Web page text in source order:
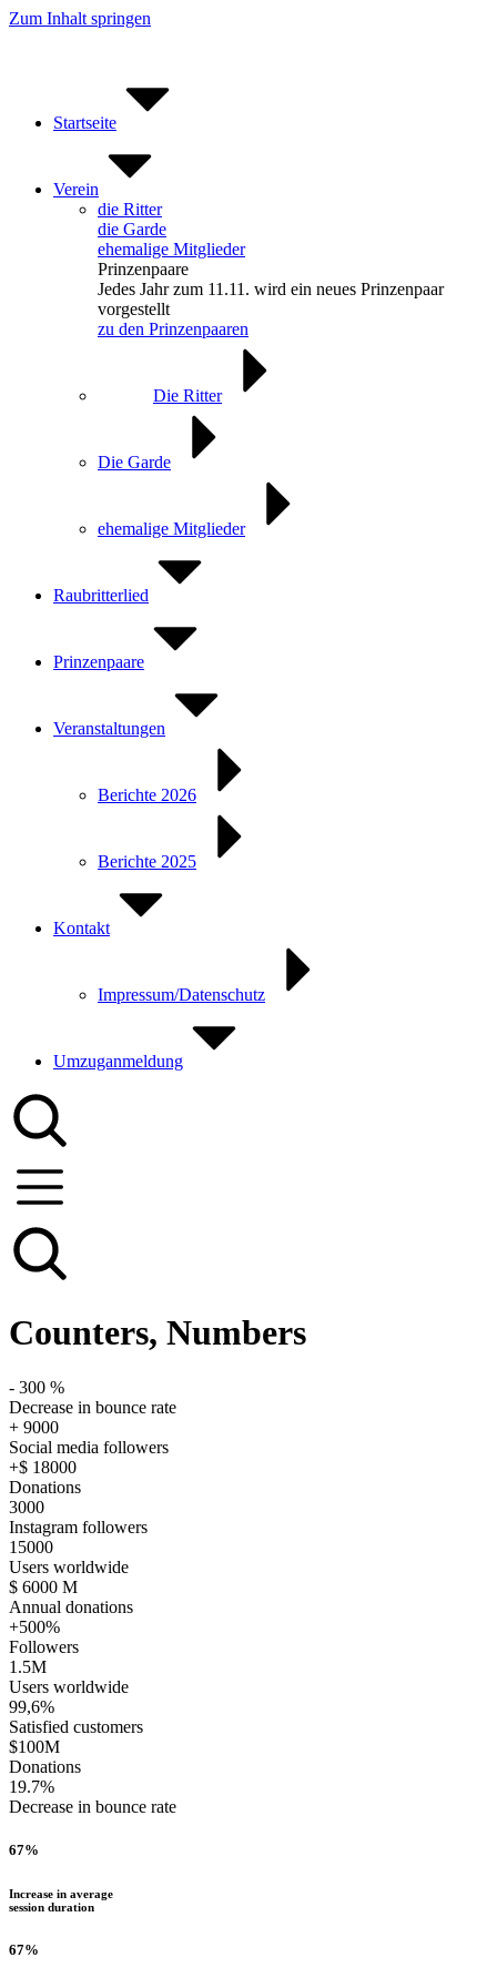
Zum Inhalt springen
Startseite
Verein
die Ritter
die Garde
ehemalige Mitglieder
Prinzenpaare
Jedes Jahr zum 11.11. wird ein neues Prinzenpaar
vorgestellt
zu den Prinzenpaaren
Die Ritter
Die Garde
ehemalige Mitglieder
Raubritterlied
Prinzenpaare
Veranstaltungen
Berichte 2026
Berichte 2025
Kontakt
Impressum/Datenschutz
Umzuganmeldung
Counters, Numbers
- 300 %
Decrease in bounce rate
+ 9000
Social media followers
+$ 18000
Donations
3000
Instagram followers
15000
Users worldwide
$ 6000 M
Annual donations
+500%
Followers
1.5M
Users worldwide
99,6%
Satisfied customers
$100M
Donations
19.7%
Decrease in bounce rate
67%
Increase in average
session duration
67%